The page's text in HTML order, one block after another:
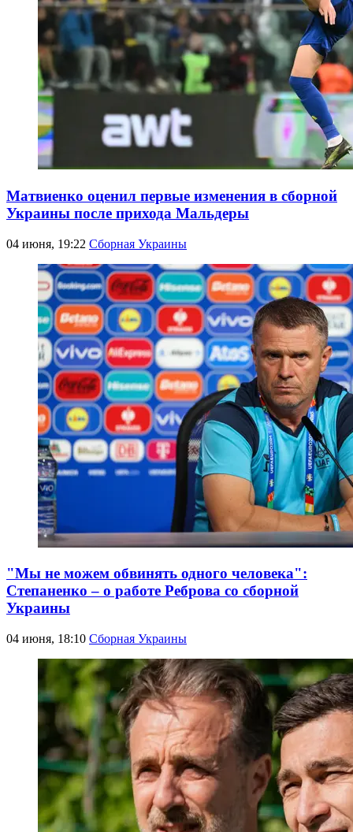
Матвиенко оценил первые изменения в сборной
Украины после прихода Мальдеры
04 июня, 19:22 Сборная Украины
"Мы не можем обвинять одного человека":
Степаненко – о работе Реброва со сборной
Украины
04 июня, 18:10 Сборная Украины